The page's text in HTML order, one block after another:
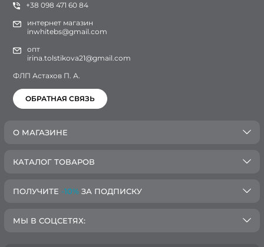
+38 098 471 60 84
интернет магазин
inwhitebs@gmail.com
опт
irina.tolstikova21@gmail.com
ФЛП Астахов П. А.
ОБРАТНАЯ СВЯЗЬ
О МАГАЗИНЕ
КАТАЛОГ ТОВАРОВ
ПОЛУЧИТЕ -10% ЗА ПОДПИСКУ
МЫ В СОЦСЕТЯХ: